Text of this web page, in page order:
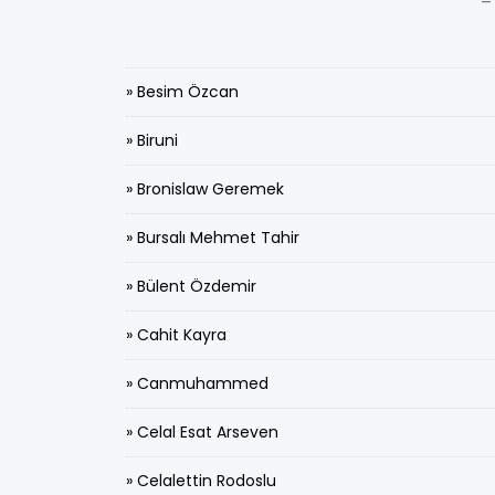
» Besim Özcan
» Biruni
» Bronislaw Geremek
» Bursalı Mehmet Tahir
» Bülent Özdemir
» Cahit Kayra
» Canmuhammed
» Celal Esat Arseven
» Celalettin Rodoslu